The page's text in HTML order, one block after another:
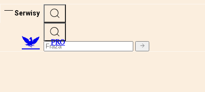
Serwisy
PRO